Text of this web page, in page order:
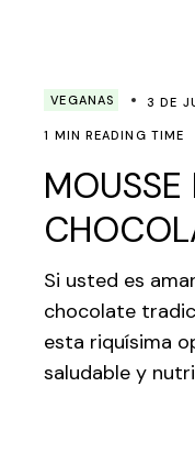
VEGANAS 3 DE
1 MIN READING TIME
MOUSSE
Si usted es
chocolate
esta riquísima
saludable y